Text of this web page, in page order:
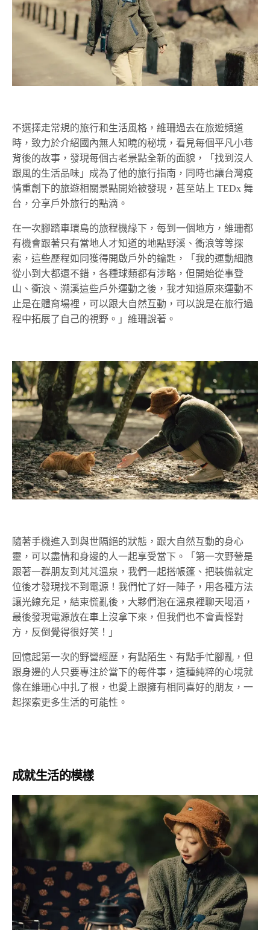
不選擇走常規的旅行和生活風格，維珊過去在旅遊頻道
時，致力於介紹國內無人知曉的秘境，看見每個平凡小巷
背後的故事，發現每個古老景點全新的面貌，「找到沒人
跟風的生活品味」成為了他的旅行指南，同時也讓台灣疫
情重創下的旅遊相關景點開始被發現，甚至站上 TEDx 舞
台，分享戶外旅行的點滴。
在一次腳踏車環島的旅程機緣下，每到一個地方，維珊都
有機會跟著只有當地人才知道的地點野溪、衝浪等等探
索，這些歷程如同獲得開啟戶外的鑰匙，「我的運動細胞
從小到大都還不錯，各種球類都有涉略，但開始從事登
山、衝浪、溯溪這些戶外運動之後，我才知道原來運動不
止是在體育場裡，可以跟大自然互動，可以說是在旅行過
程中拓展了自己的視野。」維珊說著。
隨著手機進入到與世隔絕的狀態，跟大自然互動的身心
靈，可以盡情和身邊的人一起享受當下。「第一次野營是
跟著一群朋友到芃芃溫泉，我們一起搭帳篷、把裝備就定
位後才發現找不到電源！我們忙了好一陣子，用各種方法
讓光線充足，結束慌亂後，大夥們泡在溫泉裡聊天喝酒，
最後發現電源放在車上沒拿下來，但我們也不會責怪對
方，反倒覺得很好笑！」
回憶起第一次的野營經歷，有點陌生、有點手忙腳亂，但
跟身邊的人只要專注於當下的每件事，這種純粹的心境就
像在維珊心中扎了根，也愛上跟擁有相同喜好的朋友，一
起探索更多生活的可能性。
成就生活的模樣